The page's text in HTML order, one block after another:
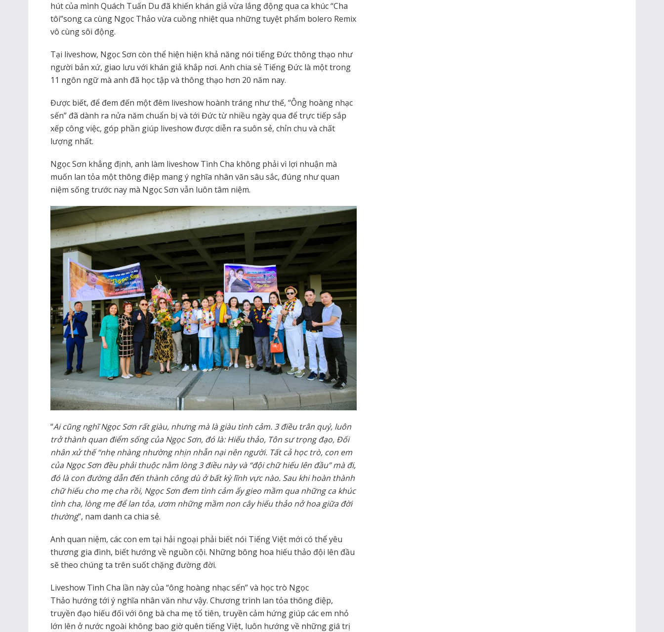
hút của mình Quách Tuấn Du đã khiến khán giả vừa lắng động qua ca khúc “Cha
tôi”song ca cùng Ngọc Thảo vừa cuồng nhiệt qua những tuyệt phẩm bolero Remix
vô cùng sôi động.
Tại liveshow, Ngọc Sơn còn thể hiện hiện khả năng nói tiếng Đức thông thạo như
người bản xứ, giao lưu với khán giả khắp nơi. Anh chia sẻ Tiếng Đức là một trong
11 ngôn ngữ mà anh đã học tập và thông thạo hơn 20 năm nay.
Được biết, để đem đến một đêm liveshow hoành tráng như thế, “Ông hoàng nhạc
sến” đã dành ra nửa năm chuẩn bị và tới Đức từ nhiều ngày qua để trực tiếp sắp
xếp công việc, góp phần giúp liveshow được diễn ra suôn sẻ, chỉn chu và chất
lượng nhất.
Ngọc Sơn khẳng định, anh làm liveshow Tình Cha không phải vì lợi nhuận mà
muốn lan tỏa một thông điệp mang ý nghĩa nhân văn sâu sắc, đúng như quan
niệm sống trước nay mà Ngọc Sơn vẫn luôn tâm niệm.
“Ai cũng nghĩ Ngọc Sơn rất giàu, nhưng mà là giàu tình cảm. 3 điều trân quý, luôn
trở thành quan điểm sống của Ngọc Sơn, đó là: Hiếu thảo, Tôn sư trọng đạo, Đối
nhân xử thế “nhẹ nhàng nhường nhịn nhẫn nại nên người. Tất cả học trò, con em
của Ngọc Sơn đều phải thuộc nằm lòng 3 điều này và “đội chữ hiếu lên đầu” mà đi,
đó là con đường dẫn đến thành công dù ở bất kỳ lĩnh vực nào. Sau khi hoàn thành
chữ hiếu cho mẹ cha rồi, Ngọc Sơn đem tình cảm ấy gieo mầm qua những ca khúc
tình cha, lòng mẹ để lan tỏa, ươm những mầm non cây hiếu thảo nở hoa giữa đời
thường”, nam danh ca chia sẻ.
Anh quan niệm, các con em tại hải ngoại phải biết nói Tiếng Việt mới có thể yêu
thương gia đình, biết hướng về nguồn cội. Những bông hoa hiếu thảo đội lên đầu
sẽ theo chúng ta trên suốt chặng đường đời.
Liveshow Tình Cha lần này của “ông hoàng nhạc sến” và học trò Ngọc
Thảo hướng tới ý nghĩa nhân văn như vậy. Chương trình lan tỏa thông điệp,
truyền đạo hiếu đối với ông bà cha mẹ tổ tiên, truyền cảm hứng giúp các em nhỏ
lớn lên ở nước ngoài không bao giờ quên tiếng Việt, luôn hướng về những giá trị